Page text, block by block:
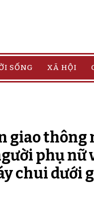
SỐNG XÃ HỘI
giao thông
phụ nữ
chui dưới